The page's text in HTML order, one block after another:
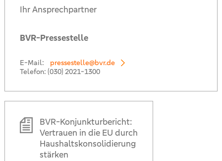
Ihr Ansprechpartner
BVR-Pressestelle
E-Mail:
pressestelle@bvr.de
Telefon: (030) 2021-1300
BVR-Konjunkturbericht:
Vertrauen in die EU durch
Haushaltskonsolidierung
stärken